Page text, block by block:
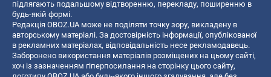
підлягають подальшому відтворенню, перекладу, поширенню в
будь-якій формі.
Редакція OBOZ.UA може не поділяти точку зору, викладену в
авторському матеріалі. За достовірність інформації, опублікованої
в рекламних матеріалах, відповідальність несе рекламодавець.
Заборонено використання матеріалів розміщених на цьому сайті,
хоч із зазначенням гіперпосилання на сторінку цього сайту,